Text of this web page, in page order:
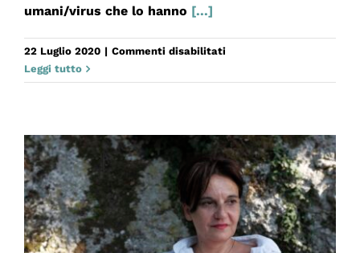
umani/virus che lo hanno [...]
22 Luglio 2020 | Commenti disabilitatisu
Leggi tutto